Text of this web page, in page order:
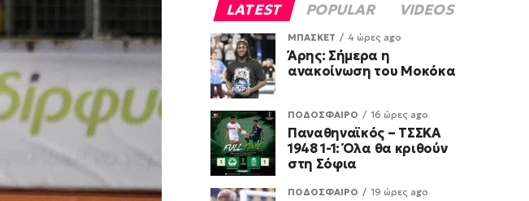
LATEST POPULAR VIDEOS
ΜΠΑΣΚΕΤ 4 ώρες ago
Άρης: Σήμερα η
ανακοίνωση του Μοκόκα
ΠΟΔΟΣΦΑΙΡΟ 16 ώρες ago
Παναθηναϊκός – ΤΣΣΚΑ
1948 1-1: Όλα θα κριθούν
στη Σόφια
ΠΟΔΟΣΦΑΙΡΟ 19 ώρες ago